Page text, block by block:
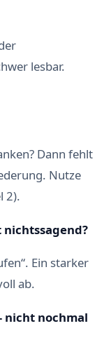
lesbar.
Dann fehlt
Nutze
2).
nichtssagend?
Ein starker
ab.
nicht nochmal